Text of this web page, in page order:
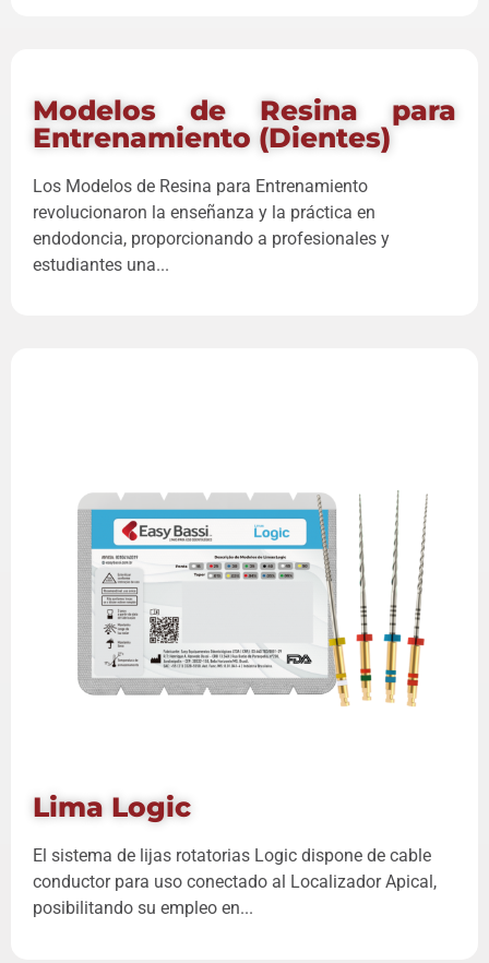
Modelos de Resina para
Entrenamiento (Dientes)
Los Modelos de Resina para Entrenamiento
revolucionaron la enseñanza y la práctica en
endodoncia, proporcionando a profesionales y
estudiantes una...
Lima Logic
El sistema de lijas rotatorias Logic dispone de cable
conductor para uso conectado al Localizador Apical,
posibilitando su empleo en...